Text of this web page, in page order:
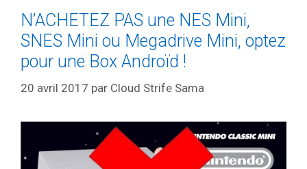
N’ACHETEZ PAS une NES Mini,
SNES Mini ou Megadrive Mini, optez
pour une Box Androïd !
20 avril 2017 par Cloud Strife Sama